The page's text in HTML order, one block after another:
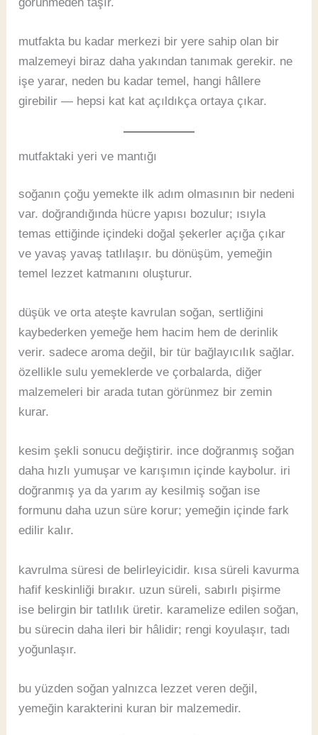
mutfakta bu kadar merkezi bir yere sahip olan bir
malzemeyi biraz daha yakından tanımak gerekir. ne
işe yarar, neden bu kadar temel, hangi hâllere
girebilir — hepsi kat kat açıldıkça ortaya çıkar.
mutfaktaki yeri ve mantığı
soğanın çoğu yemekte ilk adım olmasının bir nedeni
var. doğrandığında hücre yapısı bozulur; ısıyla
temas ettiğinde içindeki doğal şekerler açığa çıkar
ve yavaş yavaş tatlılaşır. bu dönüşüm, yemeğin
temel lezzet katmanını oluşturur.
düşük ve orta ateşte kavrulan soğan, sertliğini
kaybederken yemeğe hem hacim hem de derinlik
verir. sadece aroma değil, bir tür bağlayıcılık sağlar.
özellikle sulu yemeklerde ve çorbalarda, diğer
malzemeleri bir arada tutan görünmez bir zemin
kurar.
kesim şekli sonucu değiştirir. ince doğranmış soğan
daha hızlı yumuşar ve karışımın içinde kaybolur. iri
doğranmış ya da yarım ay kesilmiş soğan ise
formunu daha uzun süre korur; yemeğin içinde fark
edilir kalır.
kavrulma süresi de belirleyicidir. kısa süreli kavurma
hafif keskinliği bırakır. uzun süreli, sabırlı pişirme
ise belirgin bir tatlılık üretir. karamelize edilen soğan,
bu sürecin daha ileri bir hâlidir; rengi koyulaşır, tadı
yoğunlaşır.
bu yüzden soğan yalnızca lezzet veren değil,
yemeğin karakterini kuran bir malzemedir.